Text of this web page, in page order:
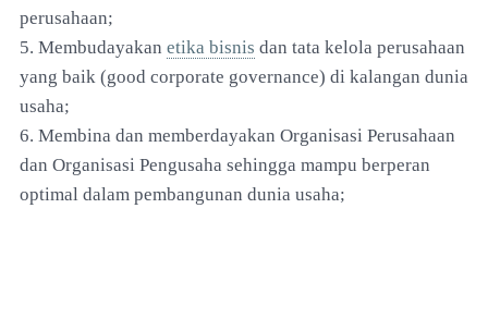
perusahaan;
5. Membudayakan etika bisnis dan tata kelola perusahaan
yang baik (good corporate governance) di kalangan dunia
usaha;
6. Membina dan memberdayakan Organisasi Perusahaan
dan Organisasi Pengusaha sehingga mampu berperan
optimal dalam pembangunan dunia usaha;